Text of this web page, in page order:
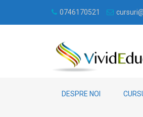
0746170521
DESPRE NOI